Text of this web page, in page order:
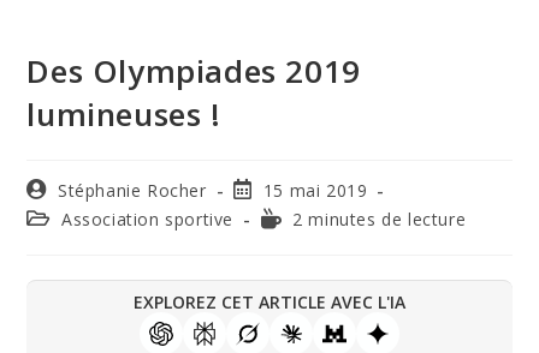
Des Olympiades 2019
lumineuses !
Stéphanie Rocher
15 mai 2019
Association sportive
2 minutes de lecture
EXPLOREZ CET ARTICLE AVEC L'IA